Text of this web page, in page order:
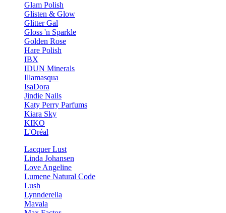
Glam Polish
Glisten & Glow
Glitter Gal
Gloss 'n Sparkle
Golden Rose
Hare Polish
IBX
IDUN Minerals
Illamasqua
IsaDora
Jindie Nails
Katy Perry Parfums
Kiara Sky
KIKO
L'Oréal
Lacquer Lust
Linda Johansen
Love Angeline
Lumene Natural Code
Lush
Lynnderella
Mavala